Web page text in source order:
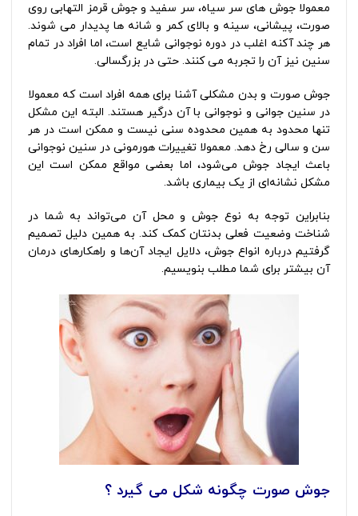
معمولا جوش های سر سیاه، سر سفید و جوش قرمز التهابی روی
صورت، پیشانی، سینه و بالای کمر و شانه ها پدیدار می شوند.
هر چند آکنه اغلب در دوره نوجوانی شایع است، اما افراد در تمام
سنین نیز آن را تجربه می کنند. حتی در بزرگسالی.
جوش صورت و بدن مشکلی آشنا برای همه افراد است که معمولا
در سنین جوانی و نوجوانی با آن درگیر هستند. البته این مشکل
تنها محدود به همین محدوده سنی نیست و ممکن است در هر
سن و سالی رخ دهد. معمولا تغییرات هورمونی در سنین نوجوانی
باعث ایجاد جوش می‌شود، اما بعضی مواقع ممکن است این
مشکل نشانه‌ای از یک بیماری باشد.
بنابراین توجه به نوع جوش و محل آن می‌تواند به شما در
شناخت وضعیت فعلی بدنتان کمک کند. به همین دلیل تصمیم
گرفتیم درباره انواع جوش، دلایل ایجاد آن‌ها و راهکارهای درمان
آن بیشتر برای شما مطلب بنویسیم.
جوش صورت چگونه شکل می گیرد ؟